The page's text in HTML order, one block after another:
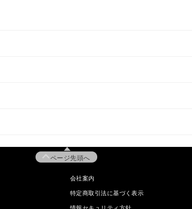
ページ先頭へ
会社案内
特定商取引法に基づく表示